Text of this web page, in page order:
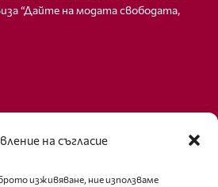
на съгласие
изживяване, ние използваме
“Дайте на модата свободата,